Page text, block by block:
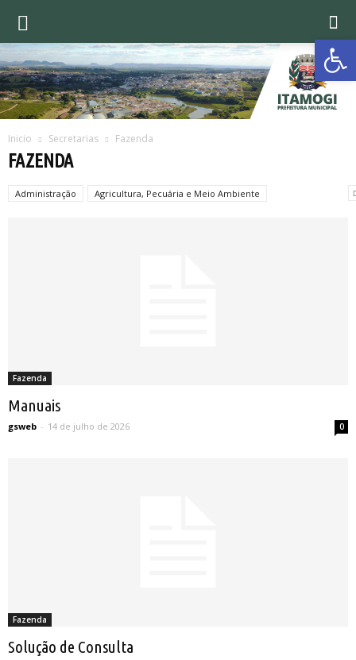
Inicio Secretarias Fazenda
FAZENDA
Administração
Agricultura, Pecuária e Meio Ambiente
Fazenda
Manuais
gsweb - 14 de julho de 2026 0
Fazenda
Solução de Consulta